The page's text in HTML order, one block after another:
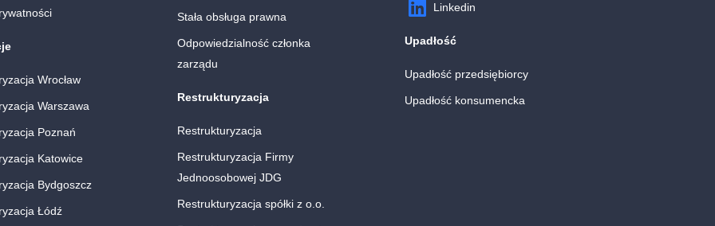
Wrocław
Warszawa
Poznań
Katowice
Bydgoszcz
Łódź
Stała obsługa prawna
Odpowiedzialność członka
zarządu
Restrukturyzacja
Restrukturyzacja
Restrukturyzacja Firmy
Jednoosobowej JDG
Restrukturyzacja spółki z o.o.
Linkedin
Upadłość
Upadłość przedsiębiorcy
Upadłość konsumencka